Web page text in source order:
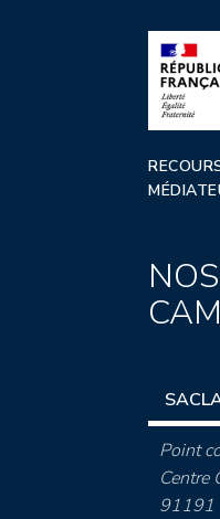
NOS
Point
Centre
91191